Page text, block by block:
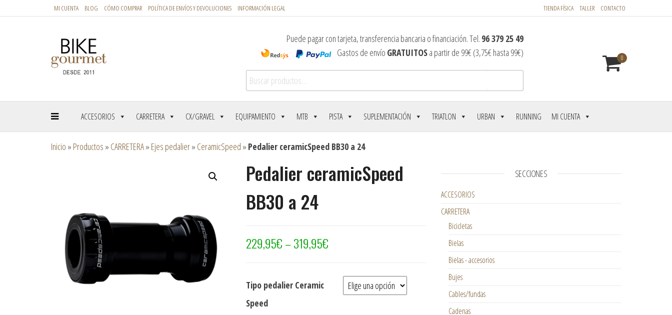
MI CUENTA BLOG CÓMO COMPRAR POLÍTICA DE ENVÍOS Y DEVOLUCIONES INFORMACIÓN LEGAL TIENDA FÍSICA TALLER CONTACTO
0
Puede pagar con tarjeta, transferencia bancaria o financiación. Tel. 96 379 25 49
Gastos de envío GRATUITOSa partir de 99€ (3,75€ hasta 99€)
ACCESORIOS CARRETERA CX/GRAVEL EQUIPAMIENTO MTB PISTA SUPLEMENTACIÓN TRIATLON URBAN RUNNING MI CUENTA
Inicio » Productos » CARRETERA» Ejes pedalier» CeramicSpeed » Pedalier ceramicSpeed BB30 a 24
Pedalier ceramicSpeed
BB30 a 24
229,95€–319,95€
Tipo pedalier Ceramic
Speed
SECCIONES
ACCESORIOS
CARRETERA
Bicicletas
Bielas
Bielas - accesorios
Bujes
Cables/fundas
Cadenas